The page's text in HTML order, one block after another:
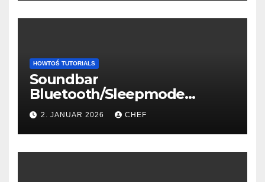
HOWTOŚ TUTORIALS
Soundbar
Bluetooth/Sleepmode
connection fix
2. JANUAR 2026 CHEF